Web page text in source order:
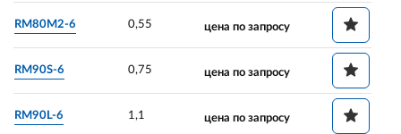
RM80M2-6 0,55 цена по запросу
RM90S-6 0,75 цена по запросу
RM90L-6 1,1 цена по запросу